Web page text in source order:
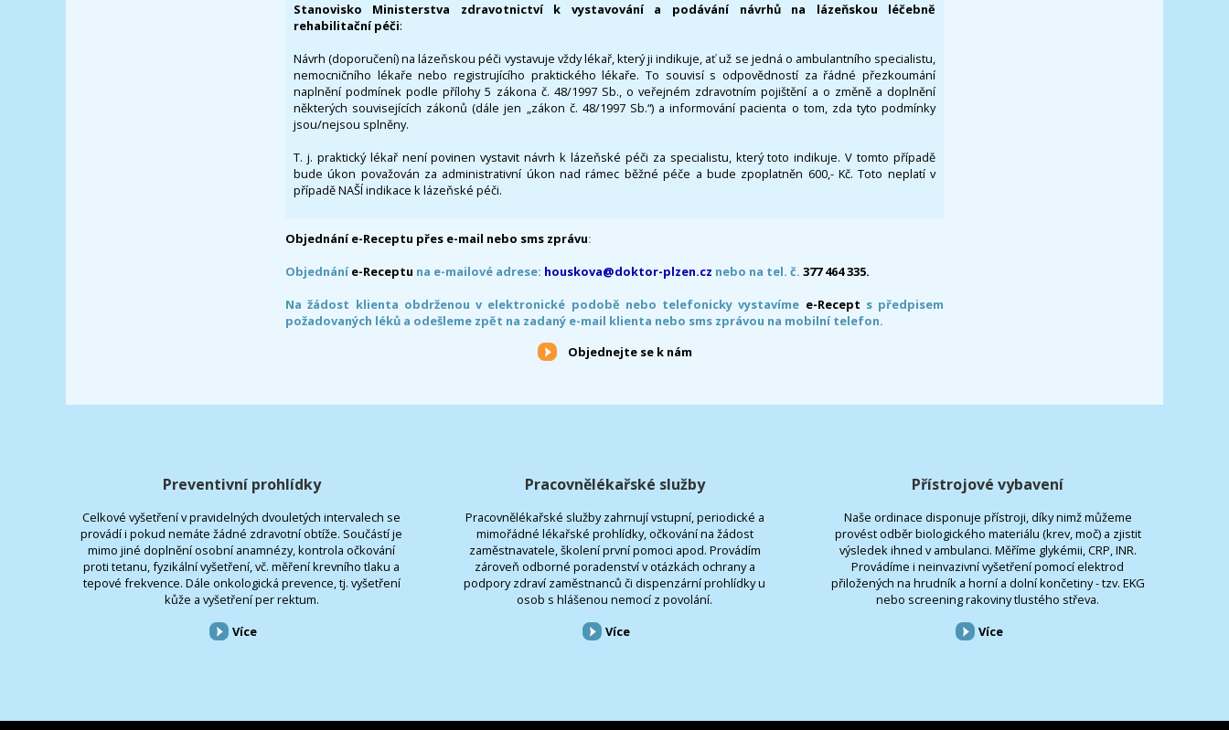
Stanovisko Ministerstva zdravotnictví k vystavování a podávání návrhů na lázeňskou léčebně
rehabilitační péči:
Návrh (doporučení) na lázeňskou péči vystavuje vždy lékař, který ji indikuje, ať už se jedná o ambulantního specialistu,
nemocničního lékaře nebo registrujícího praktického lékaře. To souvisí s odpovědností za řádné přezkoumání
naplnění podmínek podle přílohy 5 zákona č. 48/1997 Sb., o veřejném zdravotním pojištění a o změně a doplnění
některých souvisejících zákonů (dále jen „zákon č. 48/1997 Sb.“) a informování pacienta o tom, zda tyto podmínky
jsou/nejsou splněny.
T. j. praktický lékař není povinen vystavit návrh k lázeňské péči za specialistu, který toto indikuje. V tomto případě
bude úkon považován za administrativní úkon nad rámec běžné péče a bude zpoplatněn 600,- Kč. Toto neplatí v
případě NAŠÍ indikace k lázeňské péči.
Objednání e-Receptu přes e-mail nebo sms zprávu:
Objednáníe-Receptu na e-mailové adrese: houskova@doktor-plzen.cz nebo na tel. č. 377 464 335.
Na žádost klienta obdrženou v elektronické podobě nebo telefonicky vystavíme e-Recept s předpisem
požadovaných léků a odešleme zpět na zadaný e-mail klienta nebo sms zprávou na mobilní telefon.
Objednejte se k nám
Preventivní prohlídky
Celkové vyšetření v pravidelných dvouletých intervalech se
provádí i pokud nemáte žádné zdravotní obtíže. Součástí je
mimo jiné doplnění osobní anamnézy, kontrola očkování
proti tetanu, fyzikální vyšetření, vč. měření krevního tlaku a
tepové frekvence. Dále onkologická prevence, tj. vyšetření
kůže a vyšetření per rektum.
Více
Pracovnělékařské služby
Pracovnělékařské služby zahrnují vstupní, periodické a
mimořádné lékařské prohlídky, očkování na žádost
zaměstnavatele, školení první pomoci apod. Provádím
zároveň odborné poradenství v otázkách ochrany a
podpory zdraví zaměstnanců či dispenzární prohlídky u
osob s hlášenou nemocí z povolání.
Více
Přístrojové vybavení
Naše ordinace disponuje přístroji, díky nimž můžeme
provést odběr biologického materiálu (krev, moč) a zjistit
výsledek ihned v ambulanci. Měříme glykémii, CRP, INR.
Provádíme i neinvazivní vyšetření pomocí elektrod
přiložených na hrudník a horní a dolní končetiny - tzv. EKG
nebo screening rakoviny tlustého střeva.
Více